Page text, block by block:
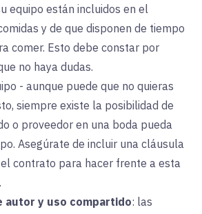
equipo están incluidos en el
y de que disponen de tiempo
comer. Esto debe constar por
no haya dudas.
- aunque puede que no quieras
siempre existe la posibilidad de
o proveedor en una boda pueda
Asegúrate de incluir una cláusula
contrato para hacer frente a esta
autor y uso compartido: las